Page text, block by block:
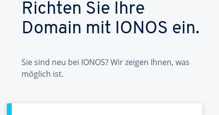
Richten Sie Ihre
Domain mit IONOS ein.
Sie sind neu bei IONOS? Wir zeigen Ihnen, was
möglich ist.